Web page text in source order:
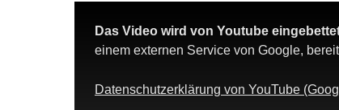
Das Video wird von Youtube
einem externen Service von Google,
Datenschutzerklärung von YouTube